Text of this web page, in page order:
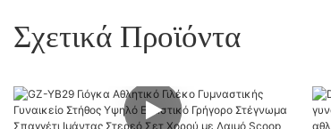
Σχετικά Προϊόντα